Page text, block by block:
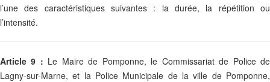
l’une des caractéristiques suivantes : la durée, la répétition ou
l’intensité.
Article 9 : Le Maire de Pomponne, le Commissariat de Police de
Lagny-sur-Marne, et la Police Municipale de la ville de Pomponne,